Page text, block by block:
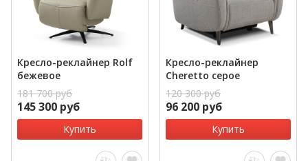
Кресло-реклайнер Rolf
бежевое
181 700 руб
145 300 руб
Купить
Кресло-реклайнер
Cheretto серое
120 300 руб
96 200 руб
Купить